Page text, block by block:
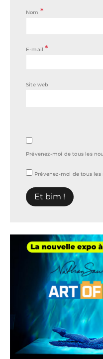
Nom *
E-mail*
Site web
Prévenez-moi de tous les
Prévenez-moi de tous